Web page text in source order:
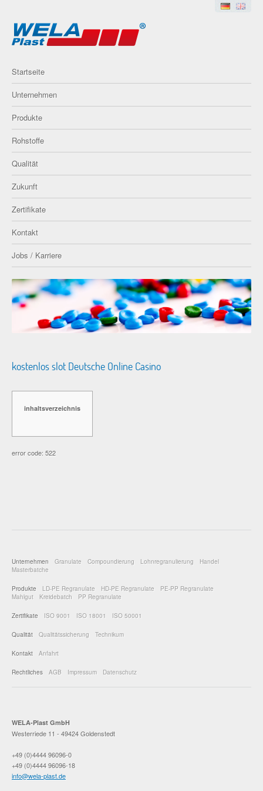
Startseite
Unternehmen
Produkte
Rohstoffe
Qualität
Zukunft
Zertifikate
Kontakt
Jobs / Karriere
kostenlos slot Deutsche Online Casino
inhaltsverzeichnis
error code: 522
Unternehmen Granulate Compoundierung Lohnregranulierung
Handel
Masterbatche
Produkte LD-PE Regranulate HD-PE Regranulate
PE-PP Regranulate
Mahlgut
Kreidebatch PP Regranulate
Zertifikate ISO 9001 ISO 18001 ISO 50001
Qualität Qualitätssicherung Technikum
Kontakt Anfahrt
Rechtliches AGB Impressum Datenschutz
WELA-Plast GmbH
Westerriede 11 - 49424 Goldenstedt
+49 (0)4444 96096-0
+49 (0)4444 96096-18
info@wela-plast.de